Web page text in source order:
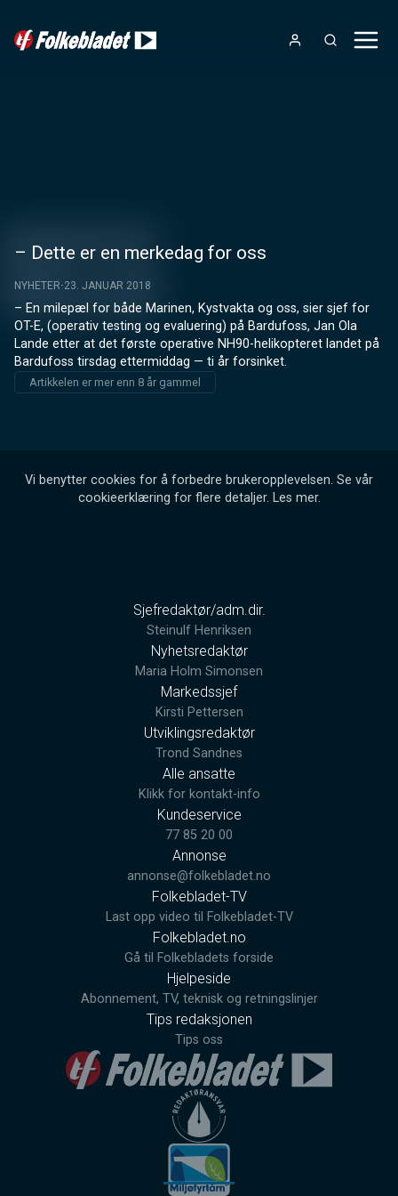
– Dette er en merkedag for oss
NYHETER 23. JANUAR 2018
– En milepæl for både Marinen, Kystvakta og oss, sier sjef for
OT-E, (operativ testing og evaluering) på Bardufoss, Jan Ola
Lande etter at det første operative NH90-helikopteret landet på
Bardufoss tirsdag ettermiddag — ti år forsinket.
Artikkelen er mer enn 8 år gammel
Vi benytter cookies for å forbedre brukeropplevelsen. Se vår
cookieerklæring for flere detaljer. Les mer.
Sjefredaktør/adm.dir.
Steinulf Henriksen
Nyhetsredaktør
Maria Holm Simonsen
Markedssjef
Kirsti Pettersen
Utviklingsredaktør
Trond Sandnes
Alle ansatte
Klikk for kontakt-info
Kundeservice
77 85 20 00
Annonse
annonse@folkebladet.no
Folkebladet-TV
Last opp video til Folkebladet-TV
Folkebladet.no
Gå til Folkebladets forside
Hjelpeside
Abonnement, TV, teknisk og retningslinjer
Tips redaksjonen
Tips oss